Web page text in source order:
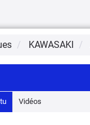
KAWASAKI
Vidéos